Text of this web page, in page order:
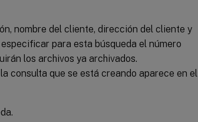
nombre del cliente, dirección del cliente y
para esta búsqueda el número
los archivos ya archivados.
consulta que se está creando aparece en el